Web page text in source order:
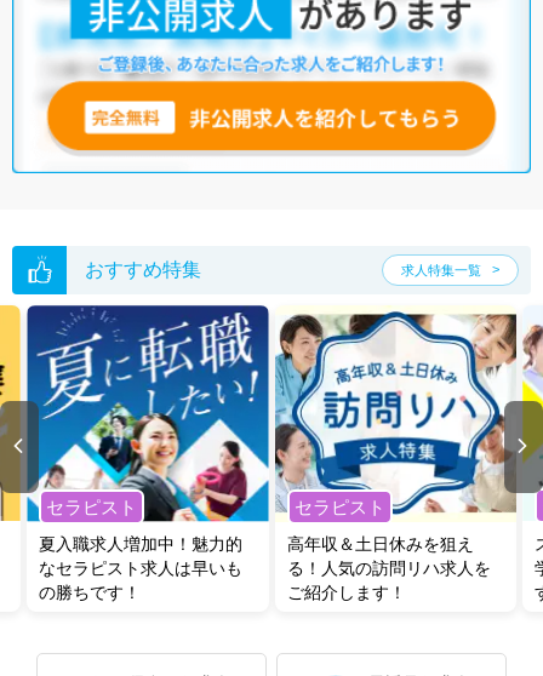
おすすめ特集 求人特集一覧
セラピスト
夏入職求人増加中！魅力的
なセラピスト求人は早いも
の勝ちです！
セラピスト
高年収＆土日休みを狙え
る！人気の訪問リハ求人を
ご紹介します！